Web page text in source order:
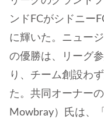
ンドFCがシドニー
に輝いた。ニュー
の優勝は、リーグ
り、チーム創設わ
た。共同オーナー
Mowbray）氏は、